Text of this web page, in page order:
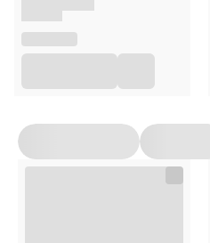
lub załączonej ulotce.